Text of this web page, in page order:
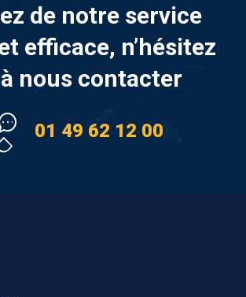
de notre service
efficace, n’hésitez
nous contacter
01 49 62 12 00